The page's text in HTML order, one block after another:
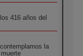
416 años del
la